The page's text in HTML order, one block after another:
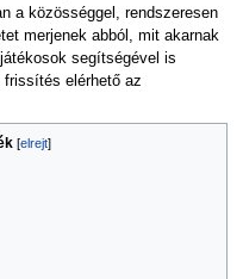
a közösséggel, rendszeresen
merjenek abból, mit akarnak
segítségével is
elérhető az